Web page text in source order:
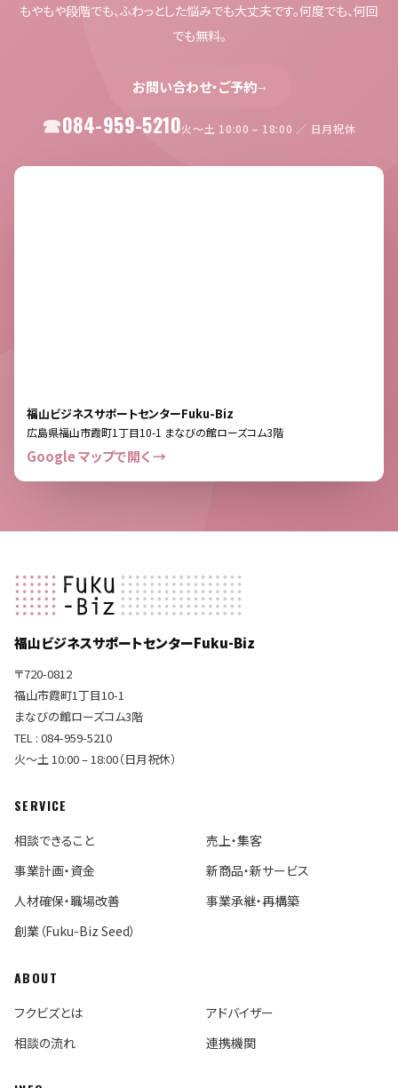
もやもや段階でも、ふわっとした悩みでも大丈夫です。何度でも、何回
でも無料。
お問い合わせ・ご予約→
084-959-5210火〜土 10:00 – 18:00 ／ 日月祝休
福山ビジネスサポートセンターFuku-Biz
広島県福山市霞町1丁目10-1 まなびの館ローズコム3階
Google マップで開く →
福山ビジネスサポートセンターFuku-Biz
〒720-0812
福山市霞町1丁目10-1
まなびの館ローズコム3階
TEL : 084-959-5210
火〜土 10:00 – 18:00（日月祝休）
SERVICE
相談できること
売上・集客
事業計画・資金
新商品・新サービス
人材確保・職場改善
事業承継・再構築
創業（Fuku-Biz Seed）
ABOUT
フクビズとは
アドバイザー
相談の流れ
連携機関